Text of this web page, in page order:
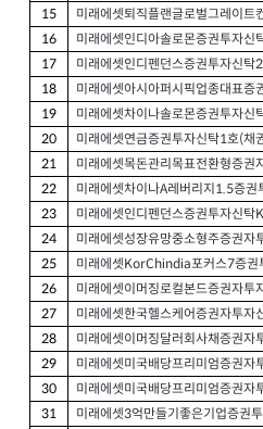
15
미래에셋퇴직플랜글로벌그레이트
16
미래에셋인디아솔로몬증권투자신
17
미래에셋인디펜던스증권투자신탁2
18
미래에셋아시아퍼시픽업종대표증
19
미래에셋차이나솔로몬증권투자신
20
미래에셋연금증권투자신탁1호(채
21
미래에셋목돈관리목표전환형증권
22
미래에셋차이나A레버리지 1.5증권
23
미래에셋인디펜던스증권투자신탁
24
미래에셋성장유망중소형주증권자
25
미래에셋KorChindia포커스7증권
26
미래에셋이머징로컬본드증권자투
27
미래에셋한국헬스케어증권자투자
28
미래에셋이머징달러회사채증권자
29
미래에셋미국배당프리미엄증권자
30
미래에셋미국배당프리미엄증권자
31
미래에셋3억만들기좋은기업증권